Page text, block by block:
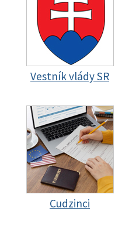
Vestník vlády SR
Cudzinci